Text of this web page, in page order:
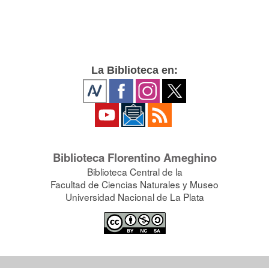
La Biblioteca en:
Biblioteca Florentino Ameghino
Biblioteca Central de la
Facultad de Ciencias Naturales y Museo
Universidad Nacional de La Plata